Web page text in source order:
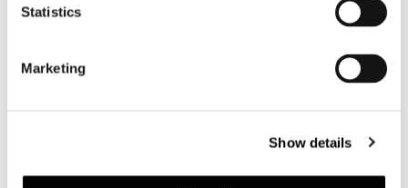
Statistics
Marketing
Show details